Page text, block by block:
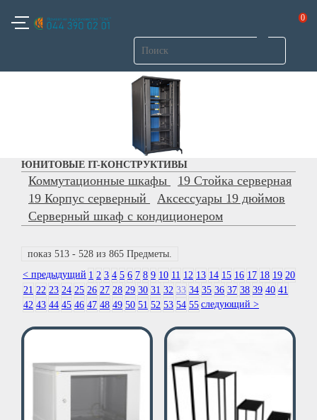
0
ЮНИТОВЫЕ IT-КОНСТРУКТИВЫ
Коммутационные шкафы
19 Стойка серверная
19 Корпус серверный
Аксессуары 19 дюймов
Серверный шкаф с кондиционером
показ 513 - 528 из 865 Предметы.
< предыдущий 1 2 3 4 5 6 7 8 9 10 11 12 13 14 15 16 17 18 19 20
21 22 23 24 25 26 27 28 29 30 31 32 33 34 35 36 37 38 39 40 41
42 43 44 45 46 47 48 49 50 51 52 53 54 55 следующий >